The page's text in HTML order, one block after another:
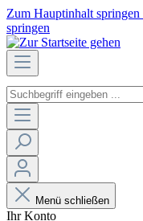
Zum Hauptinhalt springen
springen
Menü schließen
Ihr Konto